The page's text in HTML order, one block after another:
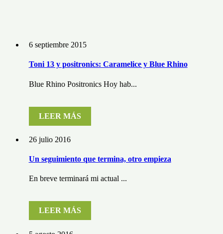
6 septiembre 2015
Toni 13 y positronics: Caramelice y Blue Rhino
Blue Rhino Positronics Hoy hab...
LEER MÁS
26 julio 2016
Un seguimiento que termina, otro empieza
En breve terminará mi actual ...
LEER MÁS